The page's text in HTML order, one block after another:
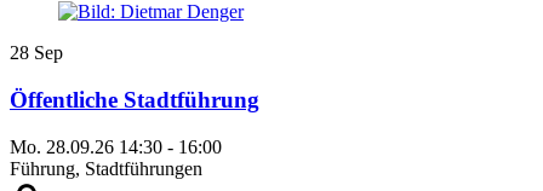
28 Sep
Öffentliche Stadtführung
Mo. 28.09.26 14:30 - 16:00
Führung, Stadtführungen